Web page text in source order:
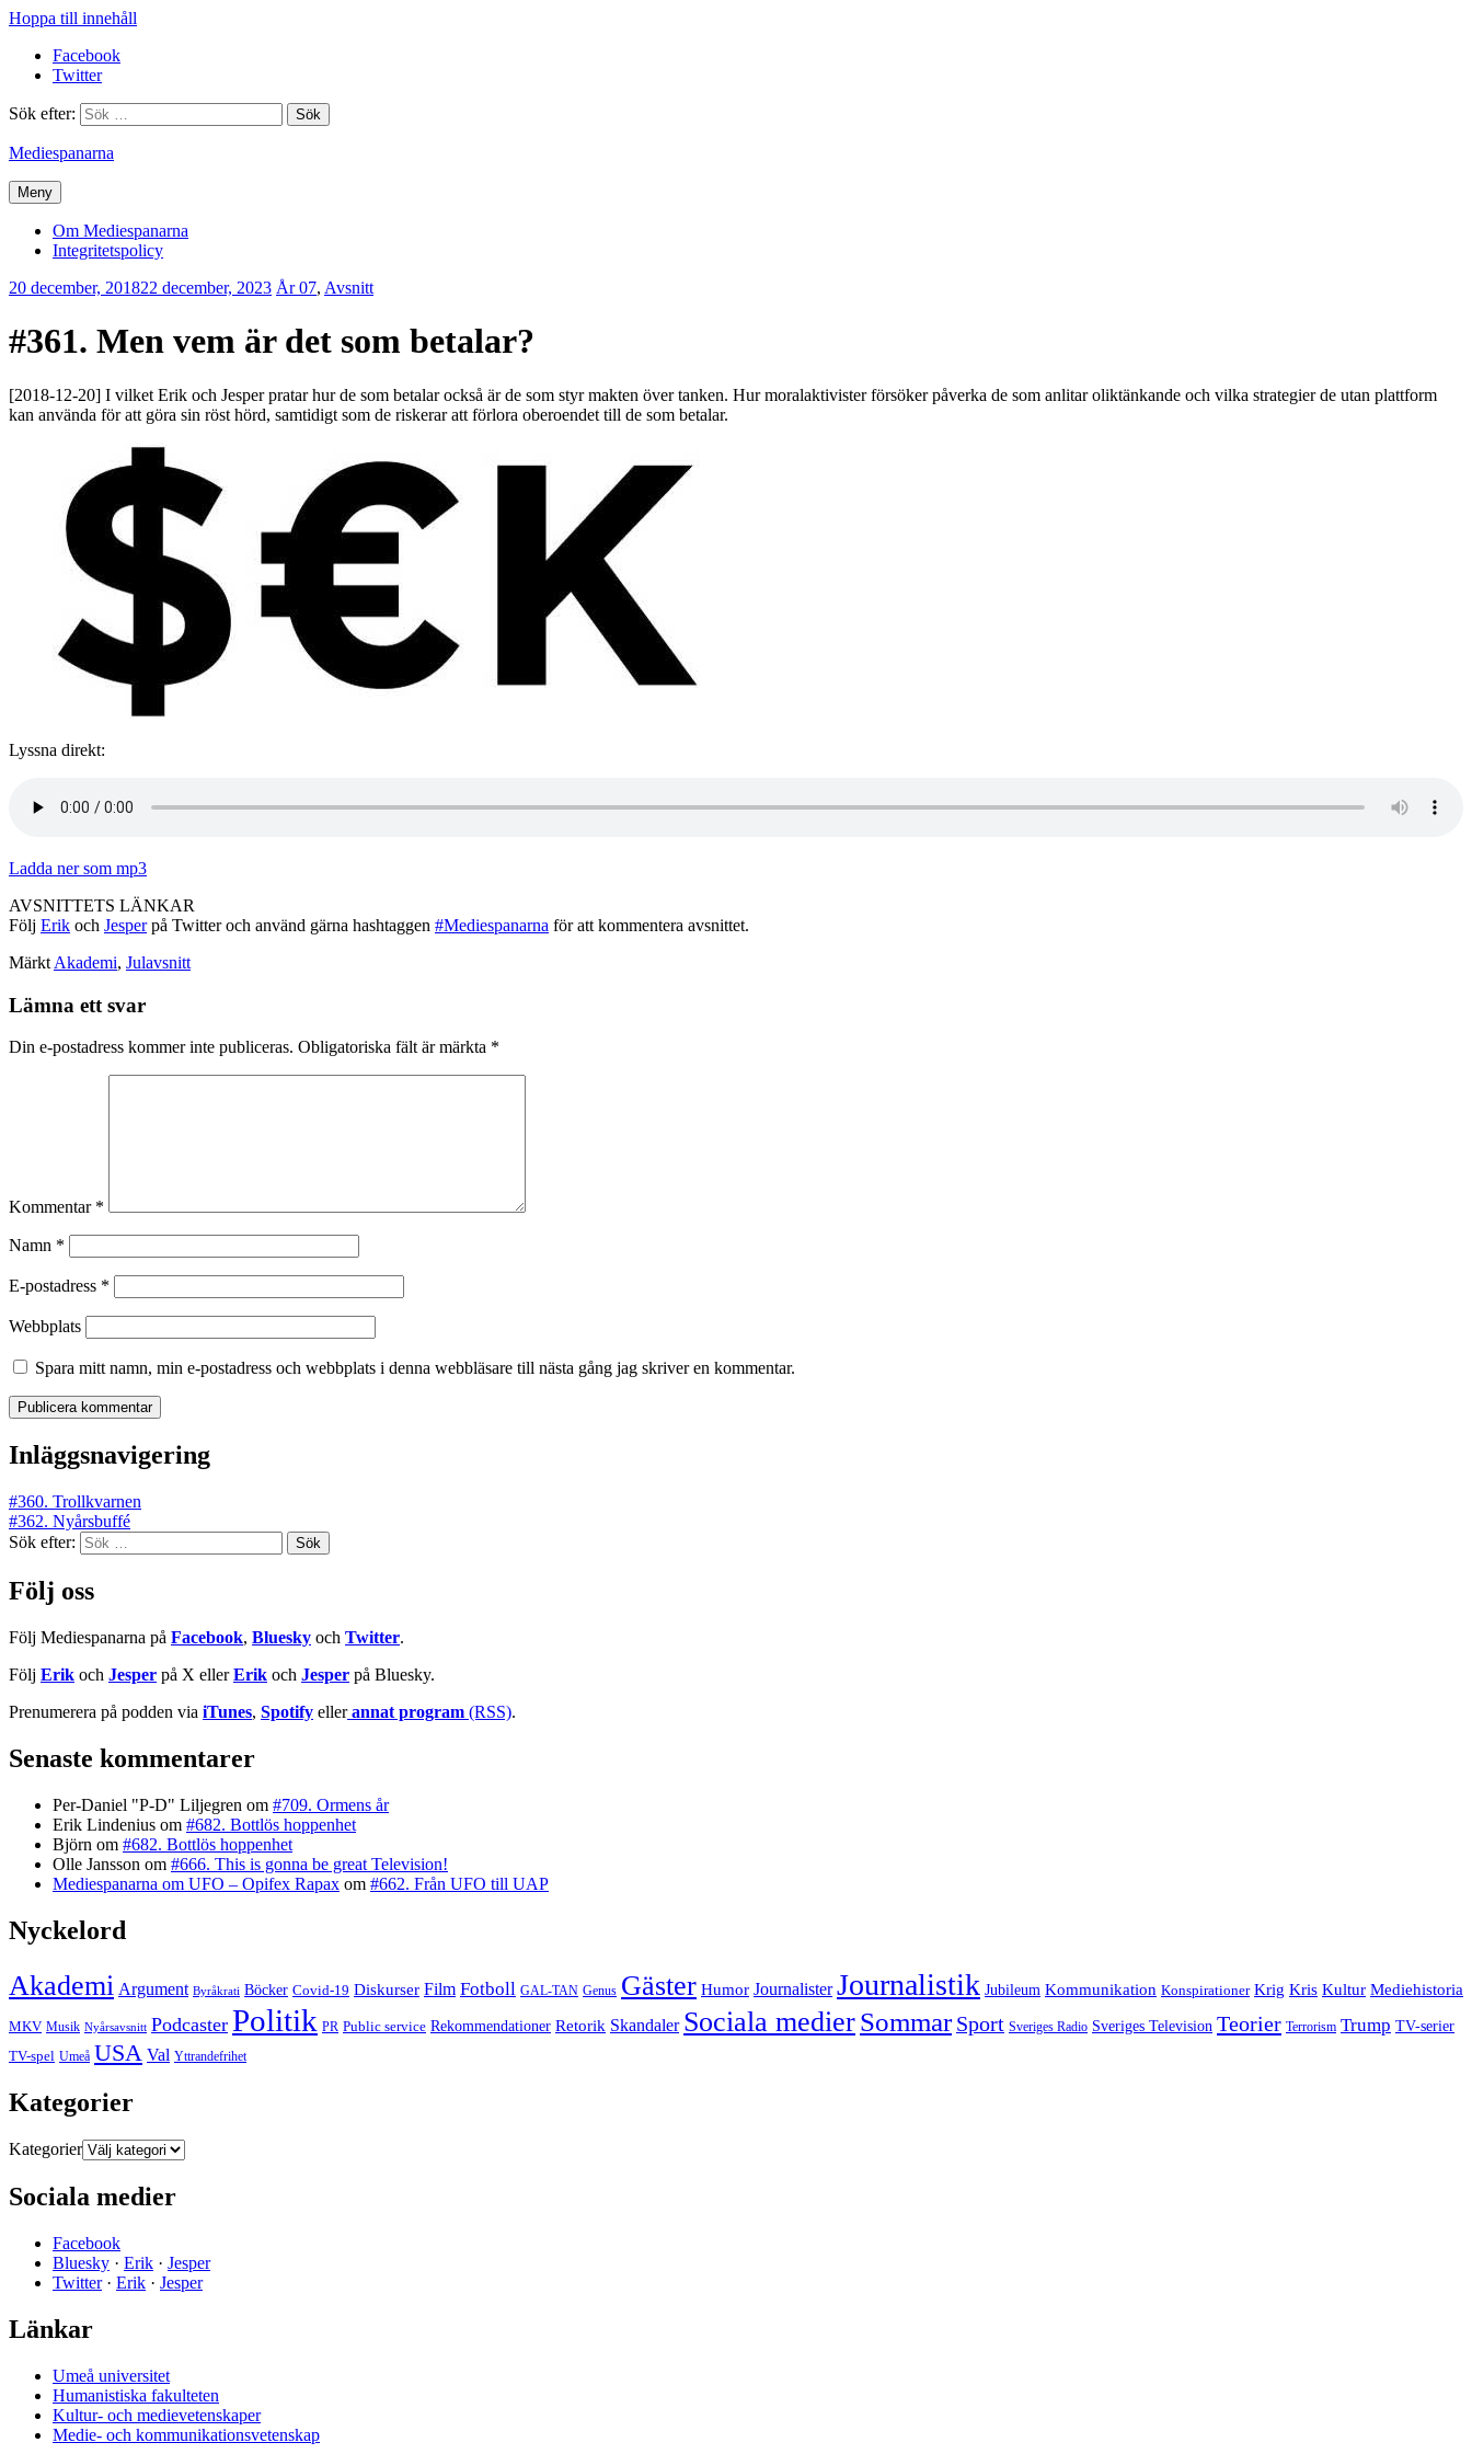
Hoppa till innehåll
Facebook
Twitter
Sök efter:
Mediespanarna
Meny
Om Mediespanarna
Integritetspolicy
20 december, 201822 december, 2023 Erik
År 07, Avsnitt
#361. Men vem är det som betalar?
[2018-12-20] I vilket Erik och Jesper pratar hur de som betalar också är de som styr makten över tanken. Hur moralaktivister försöker påverka de som anlitar oliktänkande och vilka strategier de utan plattform
kan använda för att göra sin röst hörd, samtidigt som de riskerar att förlora oberoendet till de som betalar.
Lyssna direkt:
Ladda ner som mp3
AVSNITTETS LÄNKAR
Följ Erik och Jesperpå Twitter och använd gärna hashtaggen #Mediespanarna för att kommentera avsnittet.
Märkt Akademi, Julavsnitt
Lämna ett svar
Din e-postadress kommer inte publiceras. Obligatoriska fält är märkta *
Kommentar *
Namn *
E-postadress *
Webbplats
Spara mitt namn, min e-postadress och webbplats i denna webbläsare till nästa gång jag skriver en kommentar.
Inläggsnavigering
#360. Trollkvarnen
#362. Nyårsbuffé
Sök efter:
Följ oss
Följ Mediespanarna på Facebook, Bluesky och Twitter.
Följ Erik och Jesper på X ellerErik och Jesper på Bluesky.
Prenumerera på podden via iTunes, Spotify eller annat program (RSS).
Senaste kommentarer
Per-Daniel "P-D" Liljegren om #709. Ormens år
Erik Lindenius om #682. Bottlös hoppenhet
Björn om #682. Bottlös hoppenhet
Olle Jansson om #666. This is gonna be great Television!
Mediespanarna om UFO – Opifex Rapax om #662. Från UFO till UAP
Nyckelord
Akademi Argument Byråkrati Böcker Covid-19 Diskurser Film Fotboll GAL-TAN Genus Gäster Humor Journalister Journalistik Jubileum Kommunikation Konspirationer Krig Kris Kultur Mediehistoria
MKV Musik Nyårsavsnitt Podcaster Politik PR Public service Rekommendationer Retorik Skandaler Sociala medierSommar Sport Sveriges Radio Sveriges Television Teorier Terrorism Trump TV-serier
TV-spel Umeå USA Val Yttrandefrihet
Kategorier
Kategorier
Sociala medier
Facebook
Bluesky · Erik · Jesper
Twitter· Erik · Jesper
Länkar
Umeå universitet
Humanistiska fakulteten
Kultur- och medievetenskaper
Medie- och kommunikationsvetenskap